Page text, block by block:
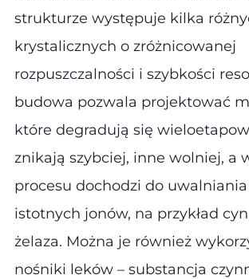
strukturze występuje kilka
krystalicznych o zróżnicowanej
rozpuszczalności i szybkości
budowa pozwala projektować
które degradują się
znikają szybciej, inne wolniej, a
procesu dochodzi do
istotnych jonów, na przykład
żelaza. Można je również
nośniki leków – substancja